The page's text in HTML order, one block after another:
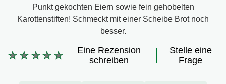
Punkt gekochten Eiern sowie fein gehobelten
Karottenstiften! Schmeckt mit einer Scheibe Brot noch
besser.
Keine
Eine Rezension
schreiben
Stelle eine
Frage